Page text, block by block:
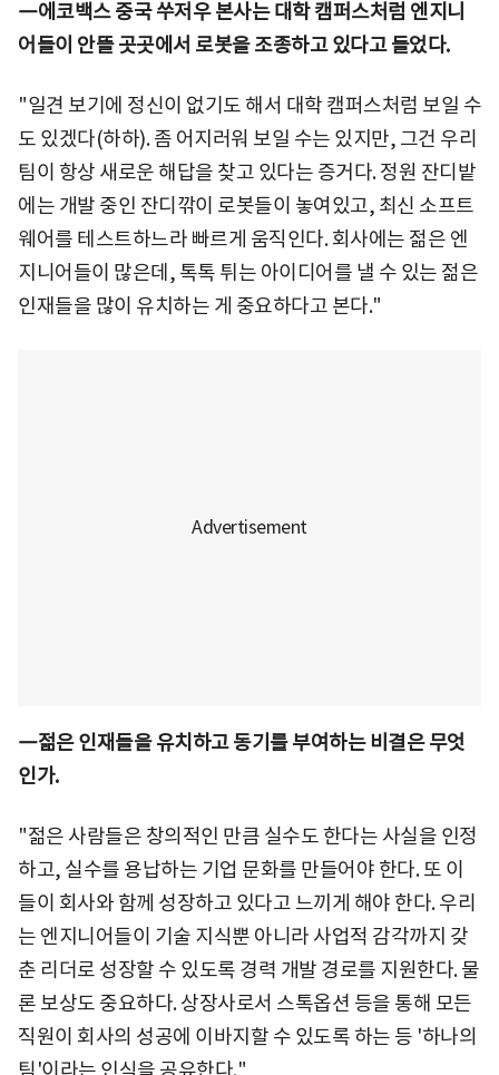
―에코백스 중국 쑤저우 본사는 대학 캠퍼스처럼 엔지니
어들이 안뜰 곳곳에서 로봇을 조종하고 있다고 들었다.
"일견 보기에 정신이 없기도 해서 대학 캠퍼스처럼 보일 수
도 있겠다(하하). 좀 어지러워 보일 수는 있지만, 그건 우리
팀이 항상 새로운 해답을 찾고 있다는 증거다. 정원 잔디밭
에는 개발 중인 잔디깎이 로봇들이 놓여있고, 최신 소프트
웨어를 테스트하느라 빠르게 움직인다. 회사에는 젊은 엔
지니어들이 많은데, 톡톡 튀는 아이디어를 낼 수 있는 젊은
인재들을 많이 유치하는 게 중요하다고 본다."
―젊은 인재들을 유치하고 동기를 부여하는 비결은 무엇
인가.
"젊은 사람들은 창의적인 만큼 실수도 한다는 사실을 인정
하고, 실수를 용납하는 기업 문화를 만들어야 한다. 또 이
들이 회사와 함께 성장하고 있다고 느끼게 해야 한다. 우리
는 엔지니어들이 기술 지식뿐 아니라 사업적 감각까지 갖
춘 리더로 성장할 수 있도록 경력 개발 경로를 지원한다. 물
론 보상도 중요하다. 상장사로서 스톡옵션 등을 통해 모든
직원이 회사의 성공에 이바지할 수 있도록 하는 등 '하나의
팀'이라는 인식을 공유한다."